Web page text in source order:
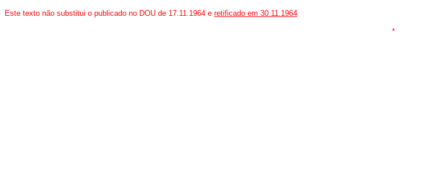
Este texto não substitui o publicado no DOU de 17.11.1964 e retificado em 30.11.1964
*